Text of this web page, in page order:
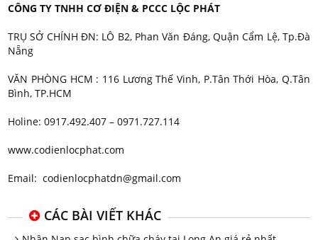
CÔNG TY TNHH CƠ ĐIỆN & PCCC LỘC PHÁT
TRỤ SỞ CHÍNH ĐN: LÔ B2, Phan Văn Đáng, Quận Cẩm Lệ, Tp.Đà
Nẵng
VĂN PHÒNG HCM : 116 Lương Thế Vinh, P.Tân Thới Hòa, Q.Tân
Bình, TP.HCM
Holine: 0917.492.407 – 0971.727.114
www.codienlocphat.com
Email: codienlocphatdn@gmail.com
CÁC BÀI VIẾT KHÁC